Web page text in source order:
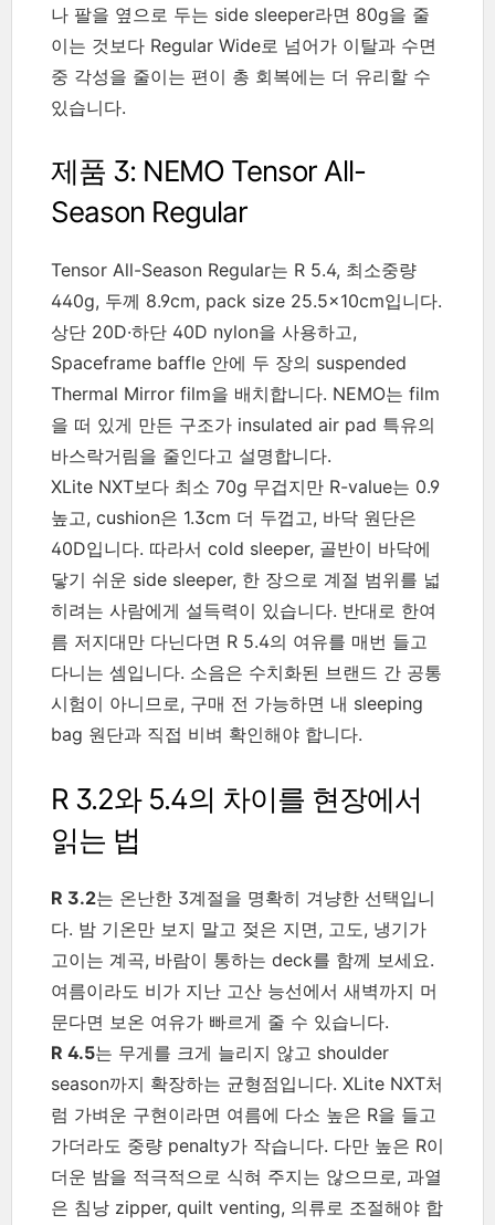
나 팔을 옆으로 두는 side sleeper라면 80g을 줄
이는 것보다 Regular Wide로 넘어가 이탈과 수면
중 각성을 줄이는 편이 총 회복에는 더 유리할 수
있습니다.
제품 3: NEMO Tensor All-
Season Regular
Tensor All-Season Regular는 R 5.4, 최소중량
440g, 두께 8.9cm, pack size 25.5×10cm입니다.
상단 20D·하단 40D nylon을 사용하고,
Spaceframe baffle 안에 두 장의 suspended
Thermal Mirror film을 배치합니다. NEMO는 film
을 떠 있게 만든 구조가 insulated air pad 특유의
바스락거림을 줄인다고 설명합니다.
XLite NXT보다 최소 70g 무겁지만 R-value는 0.9
높고, cushion은 1.3cm 더 두껍고, 바닥 원단은
40D입니다. 따라서 cold sleeper, 골반이 바닥에
닿기 쉬운 side sleeper, 한 장으로 계절 범위를 넓
히려는 사람에게 설득력이 있습니다. 반대로 한여
름 저지대만 다닌다면 R 5.4의 여유를 매번 들고
다니는 셈입니다. 소음은 수치화된 브랜드 간 공통
시험이 아니므로, 구매 전 가능하면 내 sleeping
bag 원단과 직접 비벼 확인해야 합니다.
R 3.2와 5.4의 차이를 현장에서
읽는 법
R 3.2는 온난한 3계절을 명확히 겨냥한 선택입니
다. 밤 기온만 보지 말고 젖은 지면, 고도, 냉기가
고이는 계곡, 바람이 통하는 deck를 함께 보세요.
여름이라도 비가 지난 고산 능선에서 새벽까지 머
문다면 보온 여유가 빠르게 줄 수 있습니다.
R 4.5는 무게를 크게 늘리지 않고 shoulder
season까지 확장하는 균형점입니다. XLite NXT처
럼 가벼운 구현이라면 여름에 다소 높은 R을 들고
가더라도 중량 penalty가 작습니다. 다만 높은 R이
더운 밤을 적극적으로 식혀 주지는 않으므로, 과열
은 침낭 zipper, quilt venting, 의류로 조절해야 합